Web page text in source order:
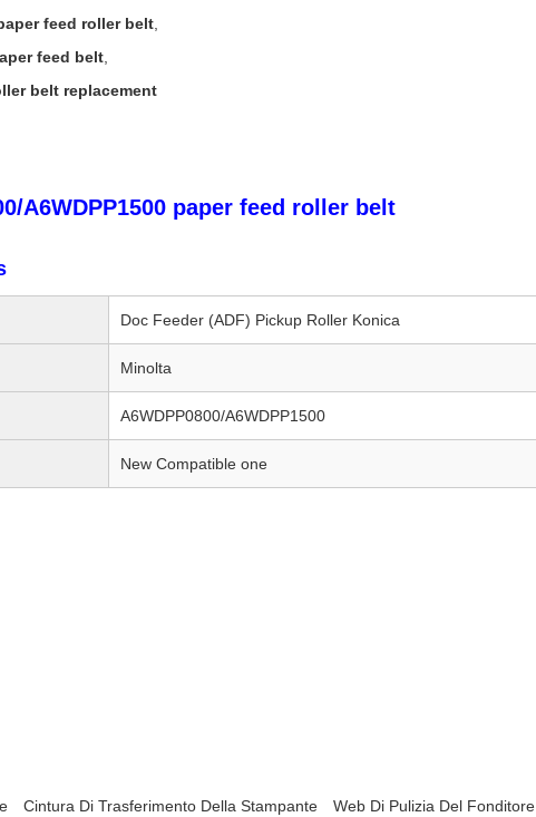
feed roller belt
feed belt
belt replacement
A6WDPP1500 paper feed roller belt
Doc Feeder (ADF) Pickup Roller Konica
Minolta
A6WDPP0800/A6WDPP1500
New Compatible one
Cintura Di Trasferimento Della Stampante Web Di Pulizia Del Fonditore